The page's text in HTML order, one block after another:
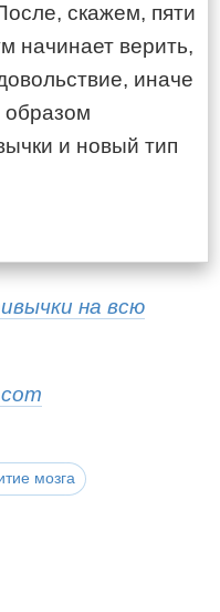
скажем, пяти
начинает верить,
иначе
образом
и новый тип
на всю
мозга